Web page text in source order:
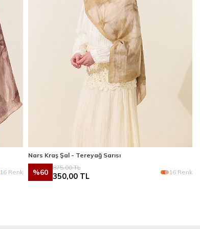
16 Renk
Nars Kraş Şal - Tereyağ Sarısı
%60
875,00TL
350,00 TL 16 Renk